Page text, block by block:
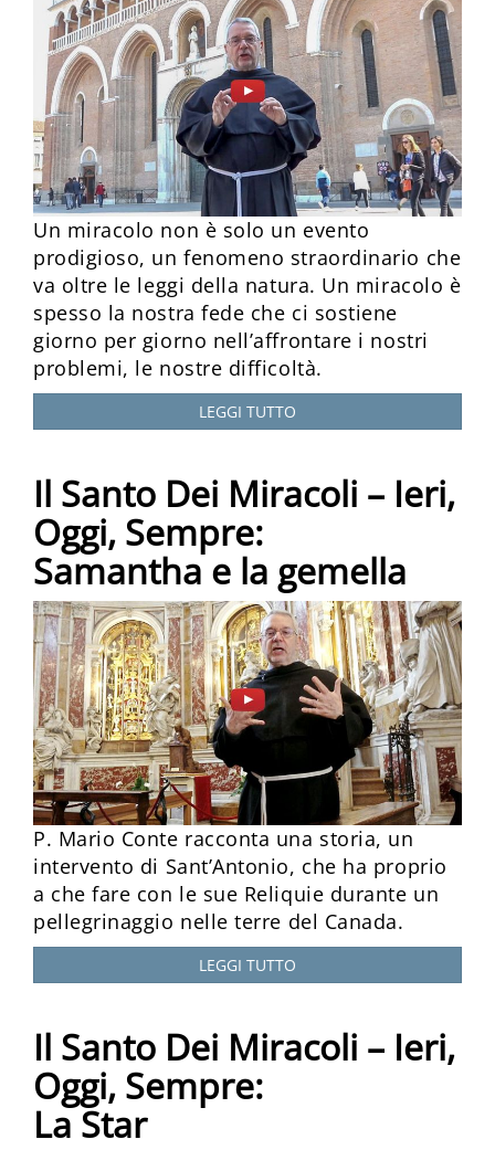
Un miracolo non è solo un evento
prodigioso, un fenomeno straordinario che
va oltre le leggi della natura. Un miracolo è
spesso la nostra fede che ci sostiene
giorno per giorno nell’affrontare i nostri
problemi, le nostre difficoltà.
LEGGI TUTTO
Il Santo Dei Miracoli – Ieri,
Oggi, Sempre:
Samantha e la gemella
P. Mario Conte racconta una storia, un
intervento di Sant’Antonio, che ha proprio
a che fare con le sue Reliquie durante un
pellegrinaggio nelle terre del Canada.
LEGGI TUTTO
Il Santo Dei Miracoli – Ieri,
Oggi, Sempre:
La Star